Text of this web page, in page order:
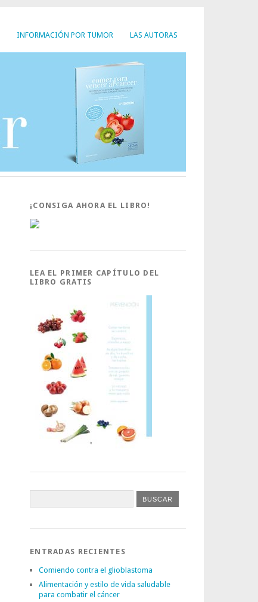
INFORMACIÓN POR TUMOR LAS AUTORAS
¡CONSIGA AHORA EL LIBRO!
LEA EL PRIMER CAPÍTULO DEL
LIBRO GRATIS
ENTRADAS RECIENTES
Comiendo contra el glioblastoma
Alimentación y estilo de vida saludable
para combatir el cáncer